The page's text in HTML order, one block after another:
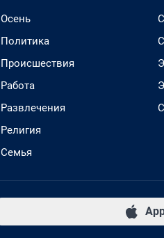
Осень
Политика
Происшествия
Работа
Развлечения
Религия
Семья